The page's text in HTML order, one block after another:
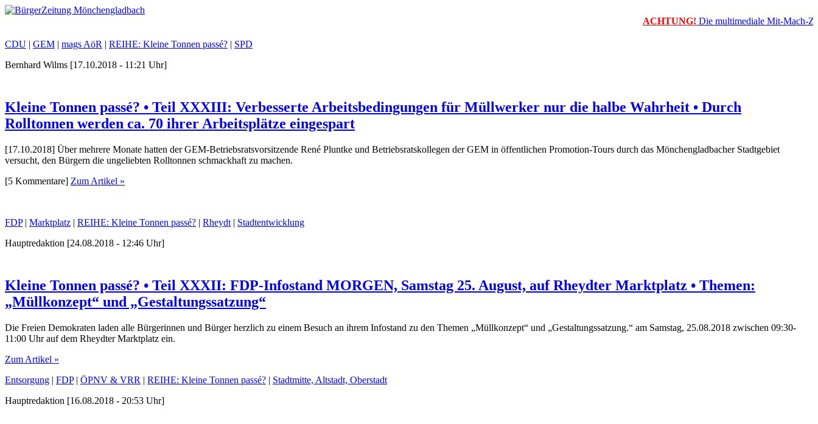
ACHTUNG!Die multimediale Mit-Mach-
CDU | GEM | mags AöR | REIHE: Kleine Tonnen passé? | SPD
Bernhard Wilms [17.10.2018 - 11:21 Uhr]
Kleine Tonnen passé? • Teil XXXIII: Verbesserte Arbeitsbedingungen für Müllwerker nur die halbe Wahrheit • Durch
Rolltonnen werden ca. 70 ihrer Arbeitsplätze eingespart
[17.10.2018] Über mehrere Monate hatten der GEM-Betriebsratsvorsitzende René Pluntke und Betriebsratskollegen der GEM in öffentlichen Promotion-Tours durch das Mönchengladbacher Stadtgebiet
versucht, den Bürgern die ungeliebten Rolltonnen schmackhaft zu machen.
[5 Kommentare] Zum Artikel »
FDP| Marktplatz | REIHE: Kleine Tonnen passé? | Rheydt | Stadtentwicklung
Hauptredaktion [24.08.2018 - 12:46 Uhr]
Kleine Tonnen passé? • Teil XXXII: FDP-Infostand MORGEN, Samstag 25. August, auf Rheydter Marktplatz • Themen:
„Müllkonzept“ und „Gestaltungssatzung“
Die Freien Demokraten laden alle Bürgerinnen und Bürger herzlich zu einem Besuch an ihrem Infostand zu den Themen „Müllkonzept“ und „Gestaltungssatzung.“ am Samstag, 25.08.2018 zwischen 09:30-
11:00 Uhr auf dem Rheydter Marktplatz ein.
Zum Artikel »
Entsorgung | FDP| ÖPNV & VRR | REIHE: Kleine Tonnen passé? | Stadtmitte, Altstadt, Oberstadt
Hauptredaktion [16.08.2018 - 20:53 Uhr]